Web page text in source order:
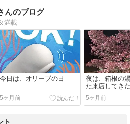
んのブログ
満載
今日は、オリーブの日
5ヶ月前
夜は、箱根の
た来店してき
5ヶ月前
ト